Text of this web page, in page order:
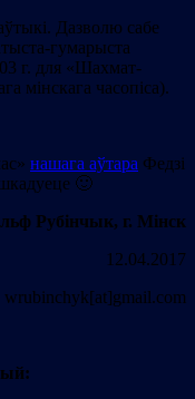
Дазволю сабе
гумарыста
г. для «Шахмат-
мінскага часопіса).
нашага аўтара Федзі
🙂
Рубінчык, г. Мінск
12.04.2017
wrubinchyk[at]gmail.com